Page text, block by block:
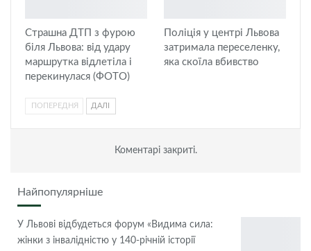
Страшна ДТП з фурою
біля Львова: від удару
маршрутка відлетіла і
перекинулася (ФОТО)
Поліція у центрі Львова
затримала переселенку,
яка скоїла вбивство
ПОПЕРЕДНЯ ДАЛІ
Коментарі закриті.
Найпопулярніше
У Львові відбудеться форум «Видима сила:
жінки з інвалідністю у 140-річній історії